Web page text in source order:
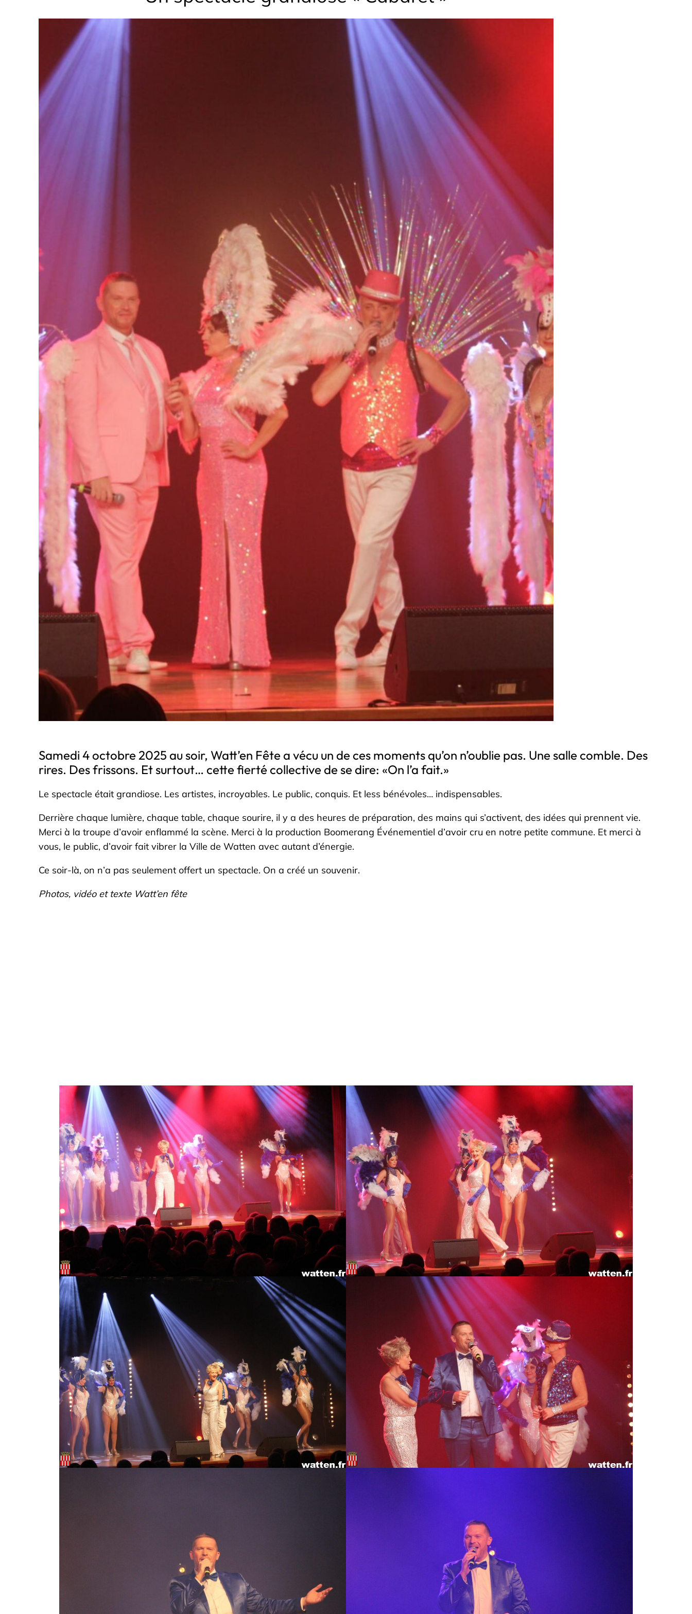
Samedi 4 octobre 2025 au soir, Watt’en Fête a vécu un de ces moments qu’on n’oublie pas. Une salle comble. Des
rires. Des frissons. Et surtout… cette fierté collective de se dire: «On l’a fait.»
Le spectacle était grandiose. Les artistes, incroyables. Le public, conquis. Et less bénévoles… indispensables.
Derrière chaque lumière, chaque table, chaque sourire, il y a des heures de préparation, des mains qui s’activent, des idées qui prennent vie.
Merci à la troupe d’avoir enflammé la scène. Merci à la production Boomerang Événementiel d’avoir cru en notre petite commune. Et merci à
vous, le public, d’avoir fait vibrer la Ville de Watten avec autant d’énergie.
Ce soir-là, on n’a pas seulement offert un spectacle. On a créé un souvenir.
Photos, vidéo et texte Watt’en fête